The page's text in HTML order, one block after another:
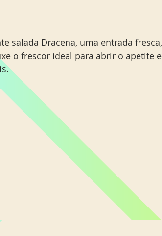
salada Dracena, uma entrada fresca,
o frescor ideal para abrir o apetite e